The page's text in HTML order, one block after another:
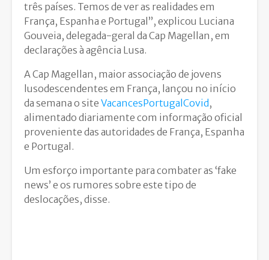
três países. Temos de ver as realidades em
França, Espanha e Portugal”, explicou Luciana
Gouveia, delegada-geral da Cap Magellan, em
declarações à agência Lusa.
A Cap Magellan, maior associação de jovens
lusodescendentes em França, lançou no início
da semana o site VacancesPortugalCovid ,
alimentado diariamente com informação oficial
proveniente das autoridades de França, Espanha
e Portugal.
Um esforço importante para combater as ‘fake
news’ e os rumores sobre este tipo de
deslocações, disse.